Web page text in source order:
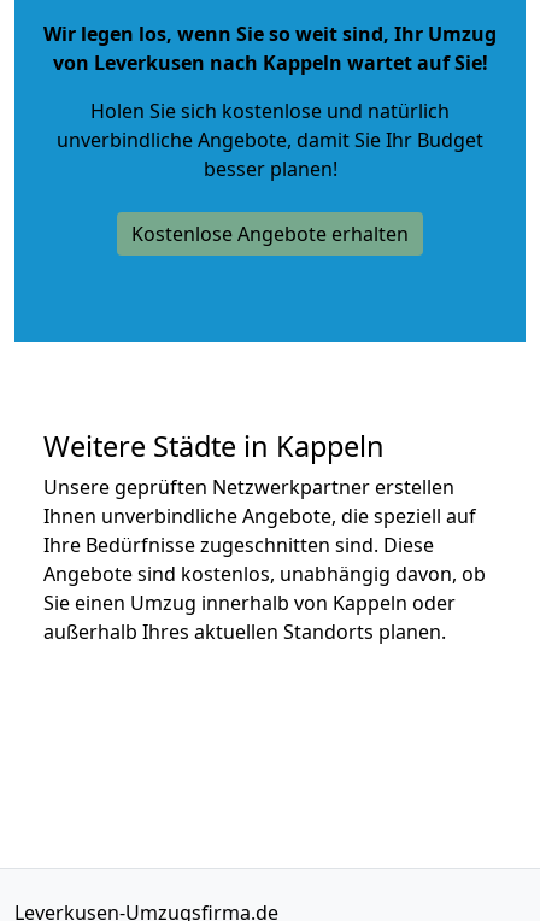
Wir legen los, wenn Sie so weit sind, Ihr Umzug
von Leverkusen nach Kappeln wartet auf Sie!
Holen Sie sich kostenlose und natürlich
unverbindliche Angebote, damit Sie Ihr Budget
besser planen!
Kostenlose Angebote erhalten
Weitere Städte in Kappeln
Unsere geprüften Netzwerkpartner erstellen
Ihnen unverbindliche Angebote, die speziell auf
Ihre Bedürfnisse zugeschnitten sind. Diese
Angebote sind kostenlos, unabhängig davon, ob
Sie einen Umzug innerhalb von Kappeln oder
außerhalb Ihres aktuellen Standorts planen.
Leverkusen-Umzugsfirma.de